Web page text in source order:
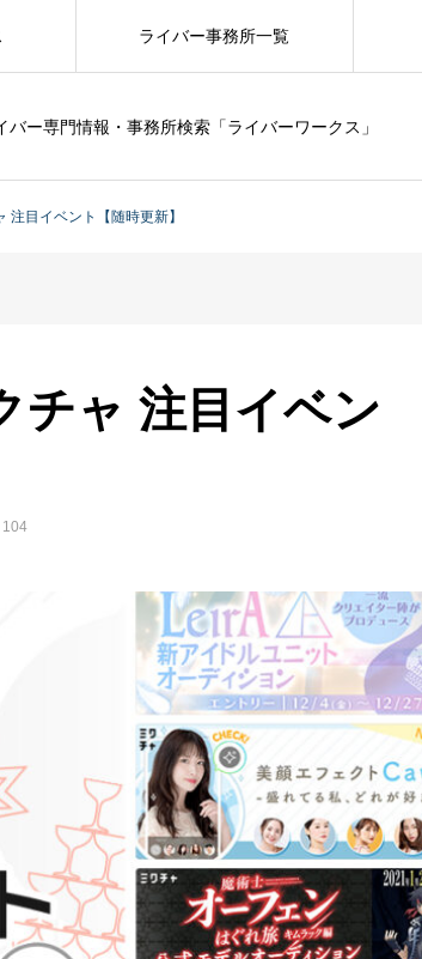
バー専門情報・事務所検索「ライバーワークス」
ライバー事務所一覧
注目イベント【随時更新】
チャ 注目イベン
104